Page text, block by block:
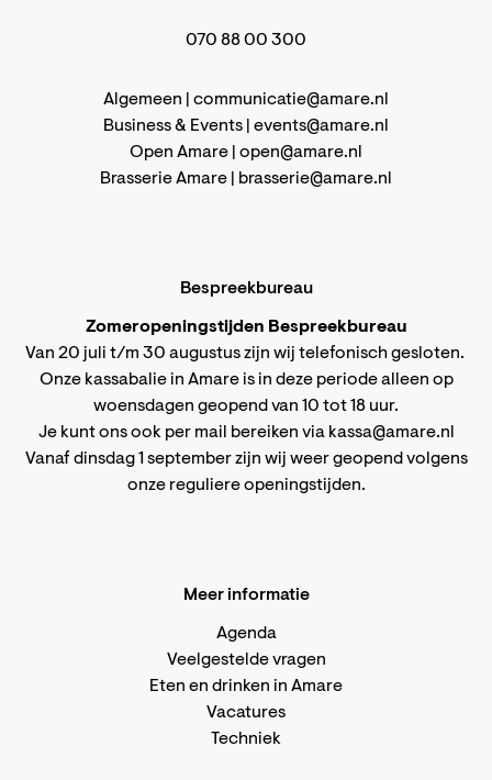
070 88 00 300
Algemeen | communicatie@amare.nl
Business & Events | events@amare.nl
Open Amare | open@amare.nl
Brasserie Amare |
brasserie@amare.nl
Bespreekbureau
Zomeropeningstijden Bespreekbureau
Van 20 juli t/m 30 augustus zijn wij telefonisch gesloten.
Onze kassabalie in Amare is in deze periode alleen op
woensdagen geopend van 10 tot 18 uur.
Je kunt ons ook per mail bereiken via kassa@amare.nl
Vanaf dinsdag 1 september zijn wij weer geopend volgens
onze reguliere openingstijden.
Meer informatie
Agenda
Veelgestelde vragen
Eten en drinken in Amare
Vacatures
Techniek